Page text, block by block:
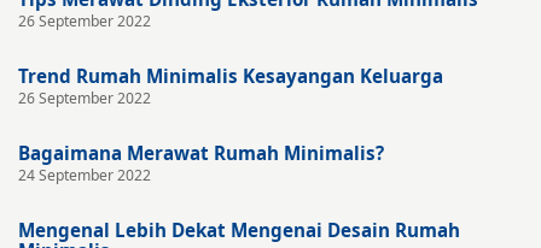
26 September 2022
Trend Rumah Minimalis Kesayangan Keluarga
26 September 2022
Bagaimana Merawat Rumah Minimalis?
24 September 2022
Mengenal Lebih Dekat Mengenai Desain Rumah